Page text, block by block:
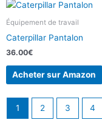
Équipement de travail
Caterpillar Pantalon
36.00€
Acheter sur Amazon
1 2 3 4